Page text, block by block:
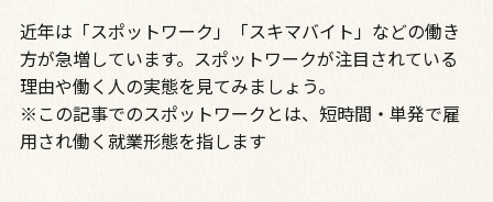
近年は「スポットワーク」「スキマバイト」などの働き
方が急増しています。スポットワークが注目されている
理由や働く人の実態を見てみましょう。
※この記事でのスポットワークとは、短時間・単発で雇
用され働く就業形態を指します